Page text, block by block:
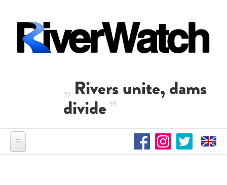
Rivers unite, dams
divide